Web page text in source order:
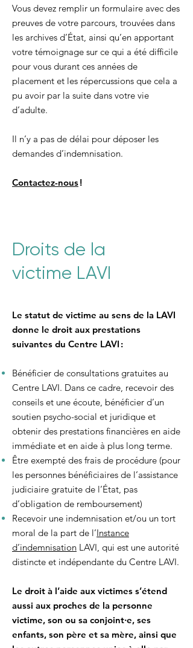
Vous devez remplir un formulaire avec des
preuves de votre parcours, trouvées dans
les archives d’État, ainsi qu’en apportant
votre témoignage sur ce qui a été difficile
pour vous durant ces années de
placement et les répercussions que cela a
pu avoir par la suite dans votre vie
d’adulte.
Il n’y a pas de délai pour déposer les
demandes d’indemnisation.
Contactez-nous!
Droits de la
victime LAVI
Le statut de victime au sens de la LAVI
donne le droit aux prestations
suivantes du Centre LAVI :
Bénéficier de consultations gratuites au
Centre LAVI. Dans ce cadre, recevoir des
conseils et une écoute, bénéficier d’un
soutien psycho-social et juridique et
obtenir des prestations financières en aide
immédiate et en aide à plus long terme.
Être exempté des frais de procédure (pour
les personnes bénéficiaires de l’assistance
judiciaire gratuite de l’État, pas
d’obligation de remboursement)
Recevoir une indemnisation et/ou un tort
moral de la part de l’Instance
d’indemnisation LAVI, qui est une autorité
distincte et indépendante du Centre LAVI.
Le droit à l’aide aux victimes s’étend
aussi aux proches de la personne
victime, son ou sa conjoint·e, ses
enfants, son père et sa mère, ainsi que